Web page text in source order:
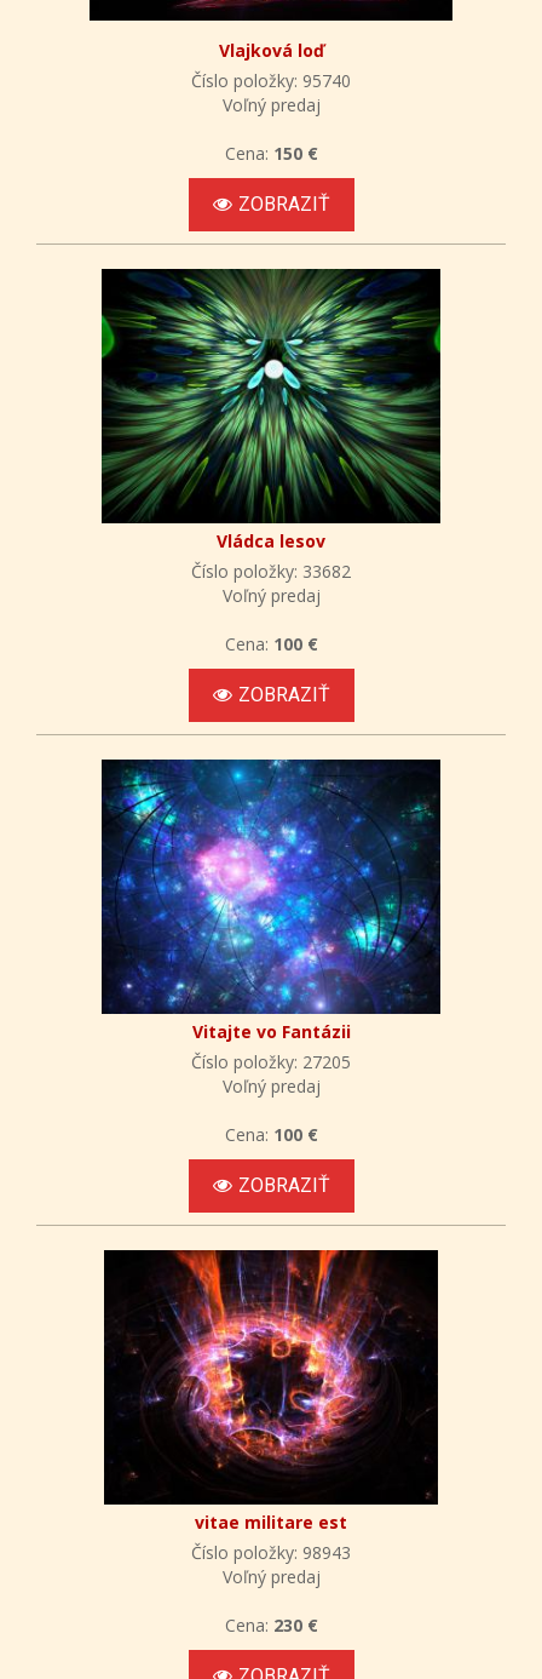
Vlajková loď
Číslo položky: 95740
Voľný predaj
Cena: 150 €
ZOBRAZIŤ
Vládca lesov
Číslo položky: 33682
Voľný predaj
Cena: 100 €
ZOBRAZIŤ
Vitajte vo Fantázii
Číslo položky: 27205
Voľný predaj
Cena: 100 €
ZOBRAZIŤ
vitae militare est
Číslo položky: 98943
Voľný predaj
Cena: 230 €